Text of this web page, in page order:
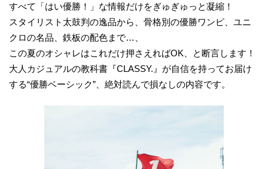
すべて「はい優勝！」な情報だけをぎゅぎゅっと凝縮！
スタイリスト太鼓判の逸品から、骨格別の優勝ワンピ、ユニ
クロの名品、鉄板の配色まで…、
この夏のオシャレはこれだけ押さえればOK、と断言します！
大人カジュアルの教科書『CLASSY.』が自信を持ってお届け
する“優勝ベーシック”、絶対読んで損なしの内容です。